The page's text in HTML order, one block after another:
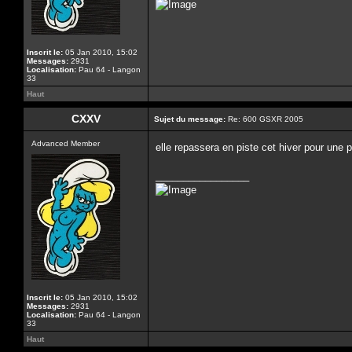
Inscrit le: 05 Jan 2010, 15:02
Messages: 2931
Localisation: Pau 64 - Langon
33
Haut
CXXV Sujet du message: Re: 600 GSXR 2005
Advanced Member
Inscrit le: 05 Jan 2010, 15:02
Messages: 2931
Localisation: Pau 64 - Langon
33
elle repassera en piste cet hiver pour une
Haut